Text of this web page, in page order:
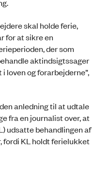
skal holde ferie,
for at sikre en
der som
aktindsigtssager
loven og forarbejderne”,
anledning til at udtale
fra en journalist over, at
udsatte behandlingen af
fordi KL holdt ferielukket